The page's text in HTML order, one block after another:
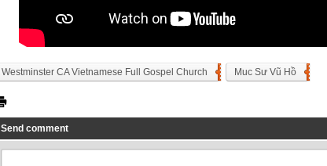
Westminster CA Vietnamese Full Gospel Church Muc Sư Vũ Hồ
Send comment